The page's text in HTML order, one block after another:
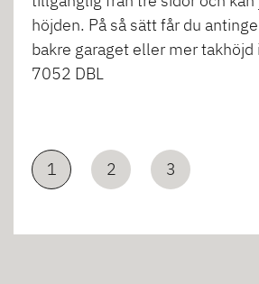
höjden. På så sätt får du
bakre garaget eller mer takhöjd
7052 DBL
1 2 3